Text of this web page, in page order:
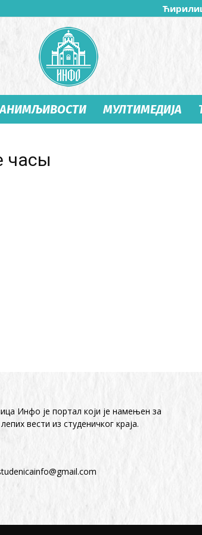
Студеница
МУЛТИМЕДИЈА
часы
Инфо је портал који је намењен за
вести из студеничког краја.